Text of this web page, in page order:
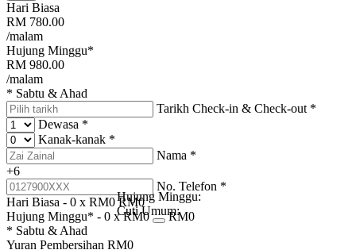
Hari Biasa
RM 780.00
/malam
Hujung Minggu*
RM 980.00
/malam
* Sabtu & Ahad
Tarikh Check-in & Check-out *
Dewasa *
Kanak-kanak *
Nama *
+6
No. Telefon *
Hari Biasa - 0 x RM0 RM0
Hujung Minggu* - 0 x RM0
Hujung Minggu:
Cuti Umum:RM0
* Sabtu & Ahad
Yuran Pembersihan RM0